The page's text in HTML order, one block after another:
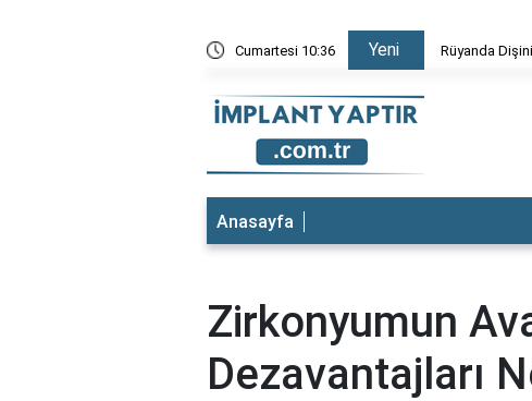
Cumartesi 10:36 Yeni Rüyada Dolgu
Anasayfa
Zirkonyumun
Dezavantajları